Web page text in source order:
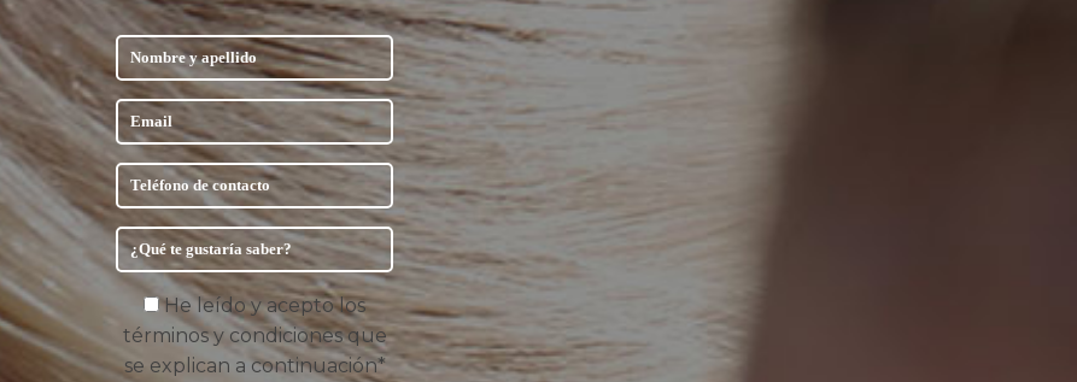
He leído y acepto los
términos y condiciones que
se explican a continuación*